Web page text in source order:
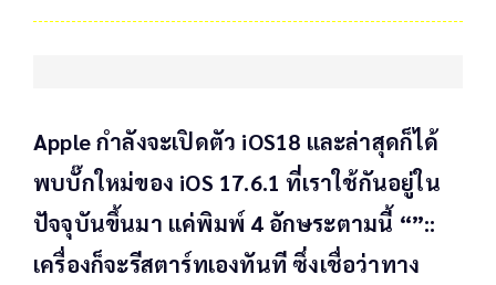
Apple กำลังจะเปิดตัว iOS18 และล่าสุดก็ได้
พบบั๊กใหม่ของ iOS 17.6.1 ที่เราใช้กันอยู่ใน
ปัจจุบันขึ้นมา แค่พิมพ์ 4 อักษระตามนี้ “”::
เครื่องก็จะรีสตาร์ทเองทันที ซึ่งเชื่อว่าทาง